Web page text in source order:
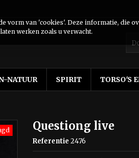
NATUUR SPIRIT TORSO'S
Questiong live
Referentie 2476
vorm van 'cookies'. Deze informatie, die
werken zoals u verwacht.